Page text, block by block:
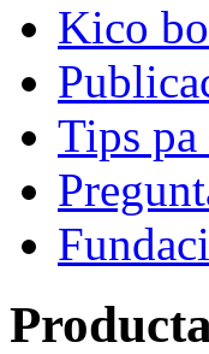
Kico
Tips